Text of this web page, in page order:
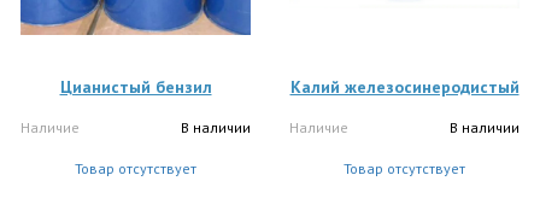
Цианистый бензил
Наличие В наличии
Товар отсутствует
Калий железосинеродистый
Наличие В наличии
Товар отсутствует